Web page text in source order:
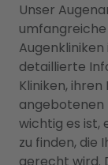
Unser
detaillierte
Kliniken,
angebotenen
wichtig es ist,
zu finden, die